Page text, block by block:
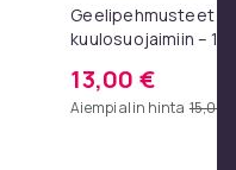
Geelipehmusteet
kuulosuojaimiin – 1
13,00 €
Aiempi alin hinta 15,00